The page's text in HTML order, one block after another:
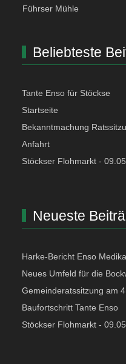
Führser Mühle
Beliebteste
Tante Enso für Stöckse
Startseite
Bekanntmachung
Anfahrt
Stöckser Flohmarkt -
Neueste
Harke-Bericht Enso
Neues Umfeld für die
Gemeinderatssitzung am
Baufortschritt Tante Enso
Stöckser Flohmarkt -